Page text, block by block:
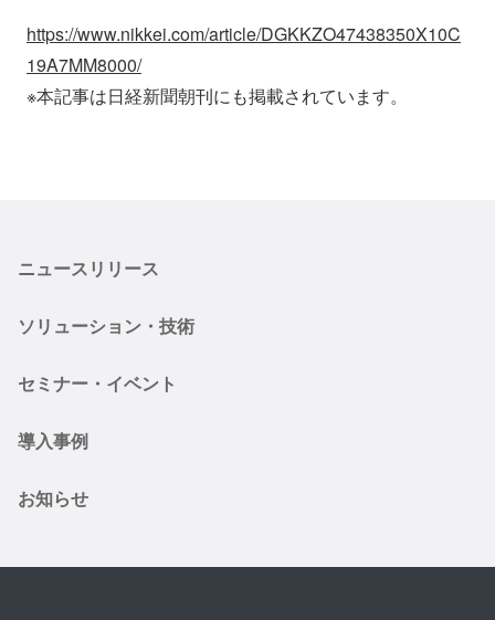
https://www.nikkei.com/article/DGKKZO47438350X10C
19A7MM8000/
※本記事は日経新聞朝刊にも掲載されています。
ニュースリリース
ソリューション・技術
セミナー・イベント
導入事例
お知らせ